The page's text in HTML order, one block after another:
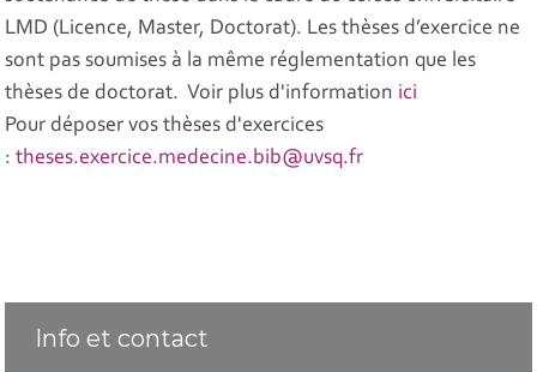
LMD (Licence, Master, Doctorat). Les thèses d’exercice ne
sont pas soumises à la même réglementation que les
thèses de doctorat. Voir plus d'information ici
Pour déposer vos thèses d'exercices
: theses.exercice.medecine.bib@uvsq.fr
Info et contact